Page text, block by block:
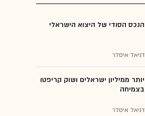
הנכס הסודי של היצוא הישראלי
דניאל איסלר
יותר ממיליון ישראלים ושוק קריפטו
בצמיחה
דניאל איסלר